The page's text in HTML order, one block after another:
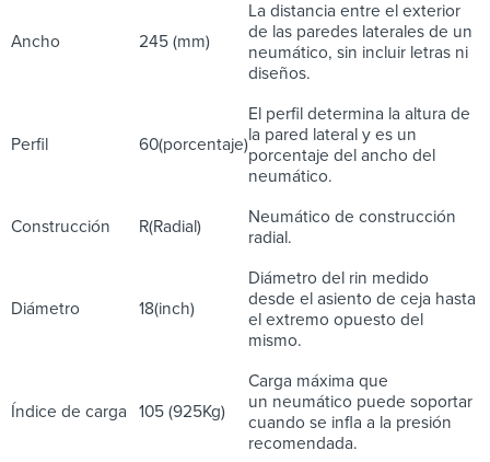
Ancho 245 (mm)
La distancia entre el exterior
de las paredes laterales de un
neumático, sin incluir letras ni
diseños.
Perfil 60(porcentaje)
El perfil determina la altura de
la pared lateral y es un
porcentaje del ancho del
neumático.
Construcción R(Radial)
Neumático de construcción
radial.
Diámetro 18(inch)
Diámetro del rin medido
desde el asiento de ceja hasta
el extremo opuesto del
mismo.
Índice de carga 105 (925Kg)
Carga máxima que
un neumático puede soportar
cuando se infla a la presión
recomendada.